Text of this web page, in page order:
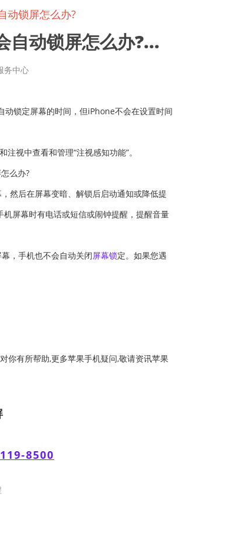
动锁屏怎么办?
动锁屏怎么办?...
务中心
锁定屏幕的时间，但iPhone不会在设置时间
视中查看和管理“注视感知功能”。
后在屏幕变暗、解锁后启动通知或降低提
屏幕时有电话或短信或闹钟提醒，提醒音量
，手机也不会自动关闭屏幕锁定。如果您遇
有所帮助,更多苹果手机疑问,敬请资讯苹果
8500